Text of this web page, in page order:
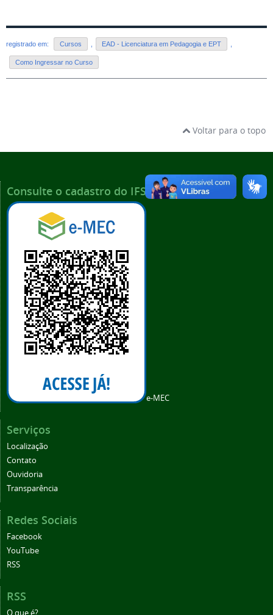
registrado em: Cursos EAD - Licenciatura em Pedagogia e EPT
Como Ingressar no Curso
Voltar para o topo
Consulte o cadastro do IFSP no e-MEC
e-MEC
Serviços
Localização
Contato
Ouvidoria
Transparência
Redes Sociais
Facebook
YouTube
RSS
RSS